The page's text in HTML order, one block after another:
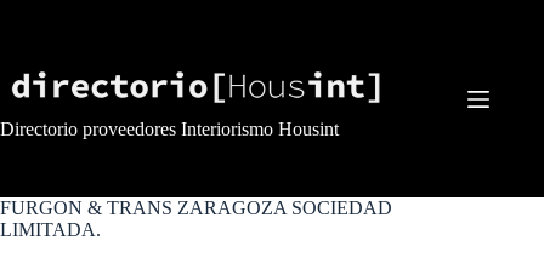
Directorio proveedores Interiorismo Housint
FURGON & TRANS ZARAGOZA SOCIEDAD
LIMITADA.